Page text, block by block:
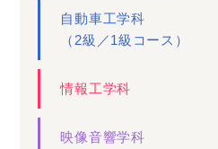
自動車工学科
（2級／1級コース）
情報工学科
映像音響学科